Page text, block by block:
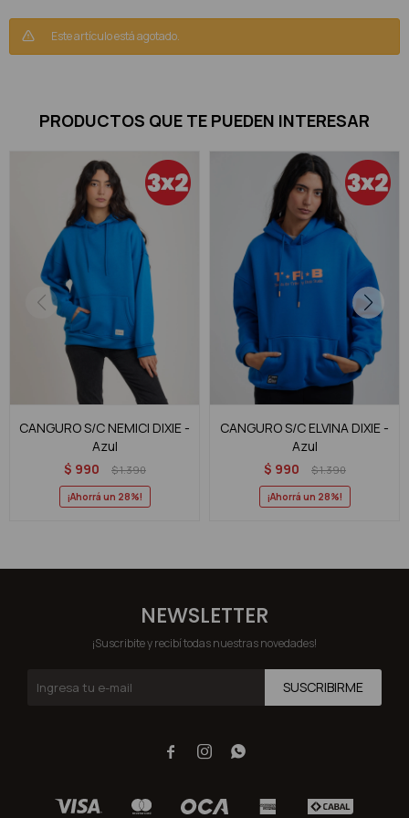
Este artículo está agotado.
PRODUCTOS QUE TE PUEDEN INTERESAR
CANGURO S/C NEMICI DIXIE -
Azul
$ 990 $1.390
28
CANGURO S/C ELVINA DIXIE -
Azul
$ 990 $1.390
28
NEWSLETTER
¡Suscribite y recibí todas nuestras novedades!
SUSCRIBIRME
  